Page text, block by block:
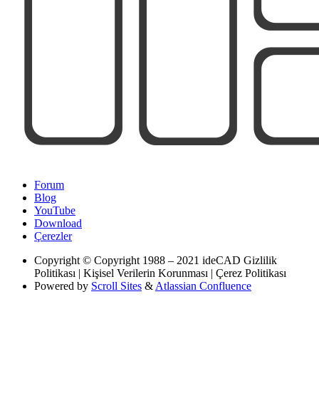
Forum
Blog
YouTube
Download
Çerezler
Copyright © Copyright 1988 – 2021 ideCAD Gizlilik
Politikası | Kişisel Verilerin Korunması | Çerez Politikası
Powered by Scroll Sites & Atlassian Confluence